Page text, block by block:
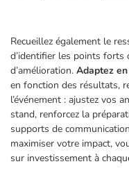
Recueillez également le
d’identifier les points forts
d’amélioration. Adaptez
en fonction des résultats,
l’événement : ajustez vos
stand, renforcez la
supports de
maximiser votre impact,
sur investissement à